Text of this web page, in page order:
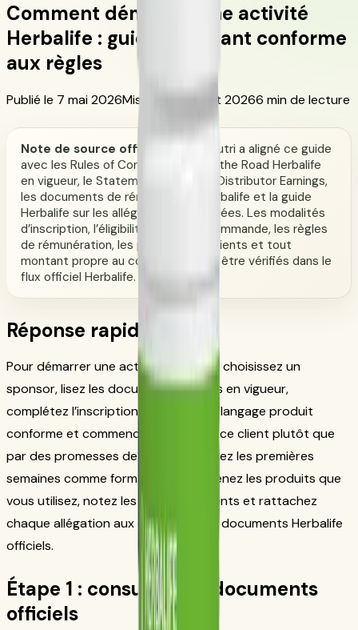
Comment démarrer une activité
Herbalife : guide débutant conforme
aux règles
Publié le 7 mai 2026Mis à jour 6 juillet 20266 min de lecture
Note de source officielle :
CoreNutri a aligné ce guide
avec les Rules of Conduct/Rules of the Road Herbalife
en vigueur, le Statement of Typical Distributor Earnings,
les documents de rémunération Herbalife et la guide
Herbalife sur les allégations appropriées. Les modalités
d’inscription, l’éligibilité, le flux de commande, les règles
de rémunération, les programmes clients et tout
montant propre au compte doivent être vérifiés dans le
flux officiel Herbalife.
Réponse rapide
Pour démarrer une activité Herbalife, choisissez un
sponsor, lisez les documents officiels en vigueur,
complétez l’inscription, apprenez un langage produit
conforme et commencez par le service client plutôt que
par des promesses de revenus. Utilisez les premières
semaines comme formation : comprenez les produits que
vous utilisez, notez les questions clients et rattachez
chaque allégation aux étiquettes ou documents Herbalife
officiels.
Étape 1 : consulter les documents
officiels